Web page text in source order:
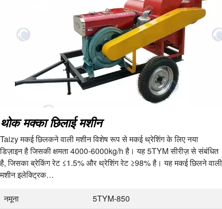
थोक मक्का छिलाई मशीन
Taizy मकई छिलकने वाली मशीन विशेष रूप से मकई थ्रेशिंग के लिए नया
डिज़ाइन है जिसकी क्षमता 4000-6000kg/h है। यह 5TYM सीरीज़ से संबंधित
है, जिसका ब्रेकिंग रेट ≤1.5% और थ्रेशिंग रेट ≥98% है। यह मकई छिलने वाली
मशीन इलेक्ट्रिक…
नमूना
5TYM-850